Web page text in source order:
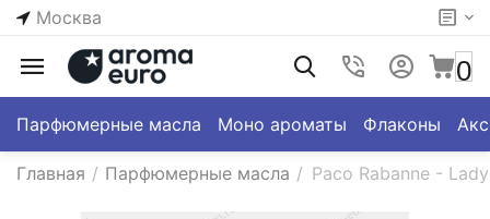
Москва
0
Парфюмерные масла Моно ароматы Флаконы
Главная / Парфюмерные масла / Paco Rabanne -